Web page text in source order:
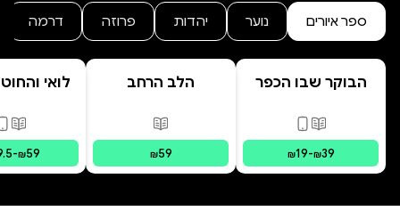
ספר איורים נוער יהדות פרוזה דרמה
הבוקר שבו הכפר
פורמטים זמינים
מודפס, דיגיטלי
₪19-₪39
הלב הרחב
פורמטים זמינים מודפס
₪59
לואי
-₪59